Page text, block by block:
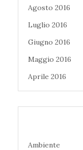
Agosto 2016
Luglio 2016
Giugno 2016
Maggio 2016
Aprile 2016
Ambiente